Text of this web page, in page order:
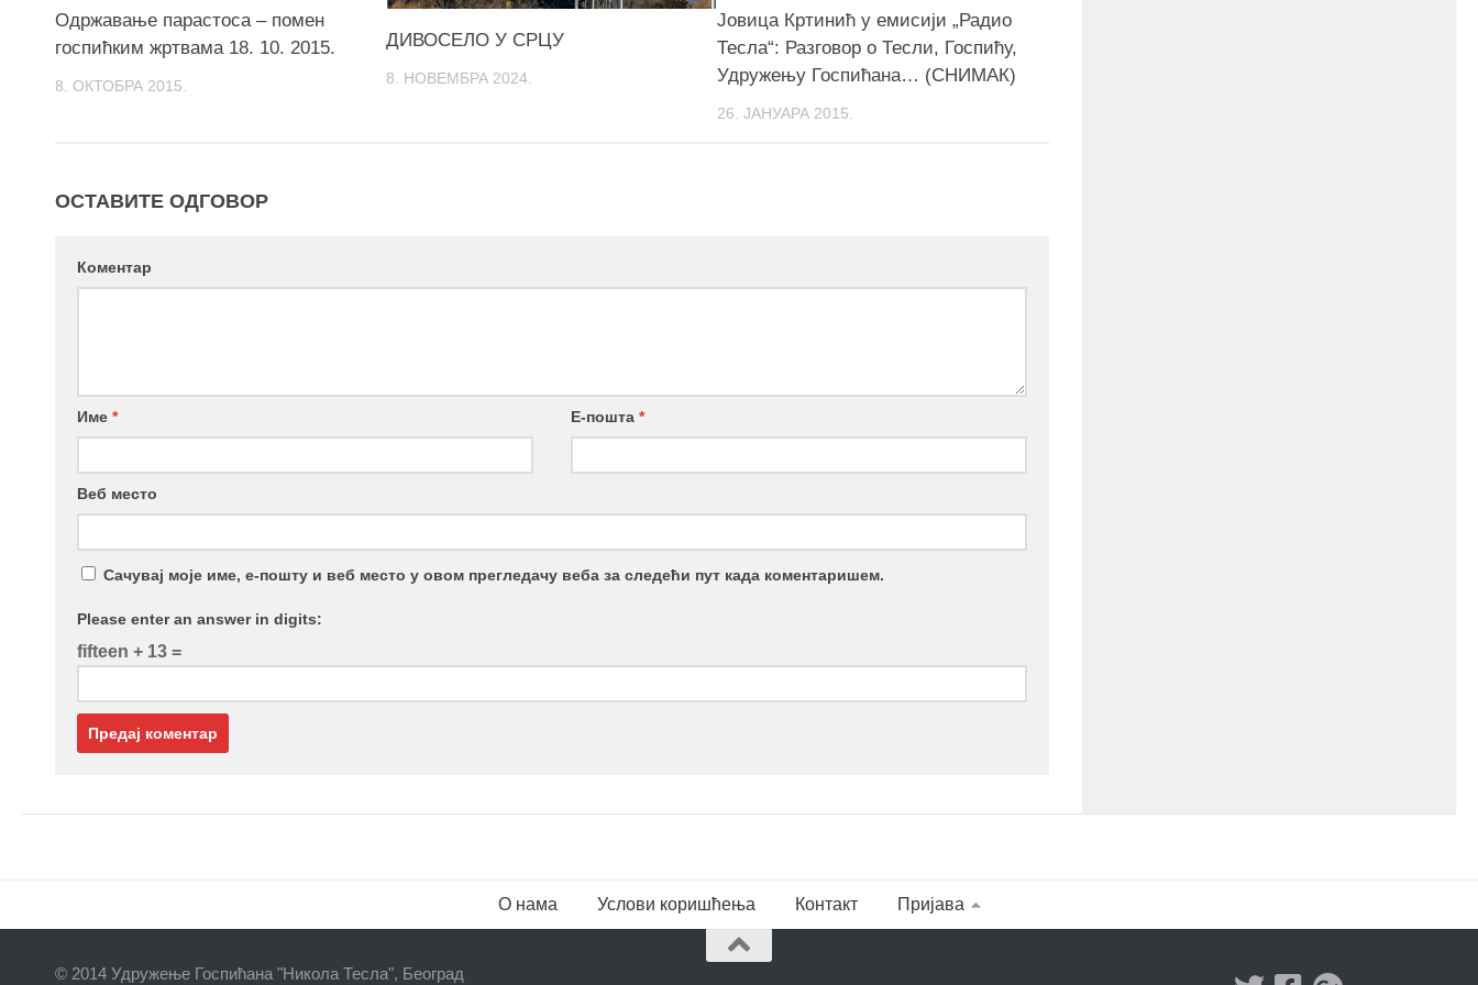
Одржавање парастоса – помен
госпићким жртвама 18. 10. 2015.
8. ОКТОБРА 2015.
ДИВОСЕЛО У СРЦУ
8. НОВЕМБРА 2024.
Јовица Кртинић у емисији „Радио
Тесла“: Разговор о Тесли, Госпићу,
Удружењу Госпићана… (СНИМАК)
26. ЈАНУАРА 2015.
ОСТАВИТЕ ОДГОВОР
Коментар
Име * Е-пошта*
Веб место
Сачувај моје име, е-пошту и веб место у овом прегледачу веба за следећи пут када коментаришем.
Please enter an answer in digits:
fifteen + 13 =
О нама Услови коришћења Контакт Пријава
© 2014 Удружење Госпићана "Никола Тесла", Београд